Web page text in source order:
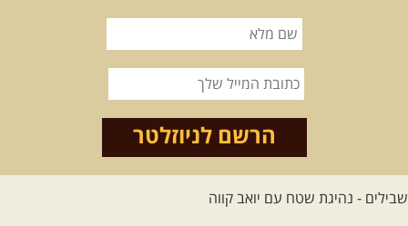
שישי- ממרומי
הגליל העליון למורדות הירדן
נצא מג'ש שבמורדות הר מירון, נמשיך
לאורך נחל דישון ונעצור ...[המשך]
לכל הטיולים
הרשם לניוזלטר